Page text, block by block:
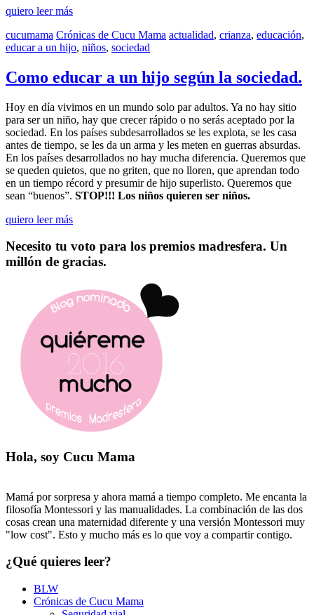
quiero leer más
cucumama Crónicas de Cucu Mama actualidad, crianza, educación,
educar a un hijo, niños, sociedad
Como educar a un hijo según la sociedad.
Hoy en día vivimos en un mundo solo par adultos. Ya no hay sitio
para ser un niño, hay que crecer rápido o no serás aceptado por la
sociedad. En los países subdesarrollados se les explota, se les casa
antes de tiempo, se les da un arma y les meten en guerras absurdas.
En los países desarrollados no hay mucha diferencia. Queremos que
se queden quietos, que no griten, que no lloren, que aprendan todo
en un tiempo récord y presumir de hijo superlisto. Queremos que
sean “buenos”. STOP!!! Los niños quieren ser niños.
quiero leer más
Necesito tu voto para los premios madresfera. Un
millón de gracias.
Hola, soy Cucu Mama
Mamá por sorpresa y ahora mamá a tiempo completo. Me encanta la
filosofía Montessori y las manualidades. La combinación de las dos
cosas crean una maternidad diferente y una versión Montessori muy
"low cost". Esto y mucho más es lo que voy a compartir contigo.
¿Qué quieres leer?
BLW
Crónicas de Cucu Mama